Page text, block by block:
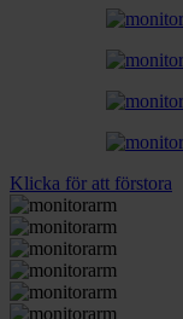
Klicka för att förstora